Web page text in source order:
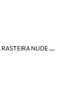
S
ANDÁLIA RASTEIRA NUDE TIRAS DUPLAS STRASS